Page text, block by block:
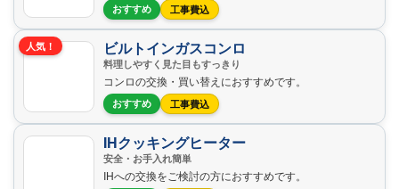
おすすめ 工事費込
人気！ ビルトインガスコンロ
料理しやすく見た目もすっきり
コンロの交換・買い替えにおすすめです。
おすすめ 工事費込
IHクッキングヒーター
安全・お手入れ簡単
IHへの交換をご検討の方におすすめです。